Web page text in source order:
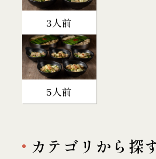
3人前
5人前
カテゴリから探